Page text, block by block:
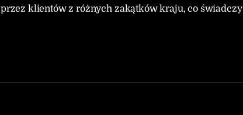
przez klientów z różnych zakątków kraju, co